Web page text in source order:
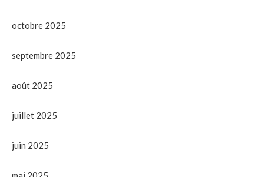
octobre 2025
septembre 2025
août 2025
juillet 2025
juin 2025